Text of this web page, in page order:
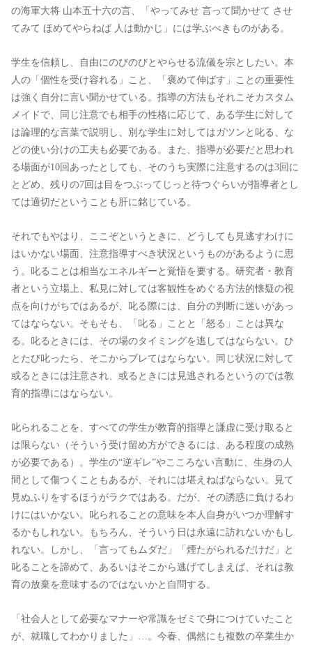
の海軍大将 山本五十六の言、「やってみせ 言って聞かせて させ
てみて ほめてやらねば 人は動かじ」には学ぶべきものがある。
学生を信頼し、自由にのびのびとやらせる流儀を宗としたい。本
人の「個性を受け容れる」こと、「褒めて伸ばす」ことの重要性
は強く自分に言い聞かせている。指導の方法もそれこそカスタム
メイドで、同じ注意でも相手の性格に応じて、ある学生に対して
は論理的な言葉で説明し、別な学生に対してはガツンと叱る、な
どの使い分けの工夫も必要である。また、指導が必要だと思われ
る場面が10回あったとしても、そのうち実際に注意するのは3回に
とどめ、残りの7回は目をつぶってじっと待つぐらいが指導者とし
ては適切だということも肝に銘じている。
それでもやはり、ここぞというときに、どうしても見逃すわけに
はいかない場面、注意指導すべき状況というものがあるように思
う。叱ることは相当なエネルギーと覚悟を要する。研究者・教育
者という立場上、私見に対しては客観性をめぐる方法的懐疑の視
点を向けがちではあるが、叱る際には、自分の判断に迷いがあっ
てはならない。そもそも、「叱る」ことと「怒る」ことは異な
る。叱るときには、その場のタイミングを逃してはならない。ひ
とたび叱ったら、そこからブレてはならない。同じ状況に対して
或るときには注意され、或るときには見逃されるというのでは教
育的指導にはならない。
叱られることを、すべての学生が教育的指導と謙虚に受け取ると
は限らない（そういう受け留め方ができるには、ある程度の成熟
が必要である）。学生の“逆ギレ”やこころない言動に、生身の人
間として傷つくこともあるが、それには堪えねばならない。見て
見ぬふりをするほうがラクではある。だが、その誘惑に負けるわ
けにはいかない。叱られることの意味を本人自身がいつか理解す
るかもしれない。もちろん、そういう日は永遠に訪れないかもし
れない。しかし、「言ってもムダだ」「煙たがられるだけだ」と
叱ることを諦めて、あるいはそこから逃げてしまえば、それは教
育の放棄を意味するのではないかと自問する。
「社会人として必要なマナーや常識をゼミで身につけていたこと
が、就職してわかりました」…。今春、偶然にも複数の卒業生か